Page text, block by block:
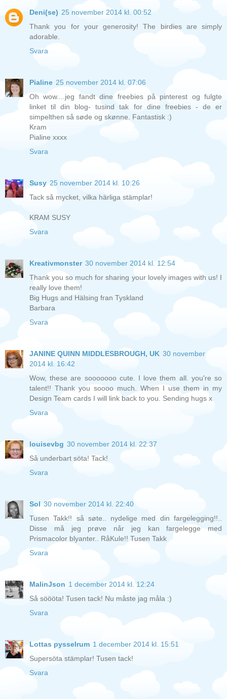
Deni(se) 25 november 2014 kl. 00:52
Thank you for your generosity! The birdies are simply
adorable.
Svara
Pialine 25 november 2014 kl. 07:06
Oh wow....jeg fandt dine freebies på pinterest og fulgte
linket til din blog- tusind tak for dine freebies - de er
simpelthen så søde og skønne. Fantastisk :)
Kram
Pialine xxxx
Svara
Susy 25 november 2014 kl. 10:26
Tack så mycket, vilka härliga stämplar!
KRAM SUSY
Svara
Kreativmonster 30 november 2014 kl. 12:54
Thank you so much for sharing your lovely images with us! I
really love them!
Big Hugs and Hälsing fran Tyskland
Barbara
Svara
JANINE QUINN MIDDLESBROUGH, UK 30 november
2014 kl. 16:42
Wow, these are sooooooo cute. I love them all. you're so
talent!! Thank you soooo much. When I use them in my
Design Team cards I will link back to you. Sending hugs x
Svara
louisevbg 30 november 2014 kl. 22:37
Så underbart söta! Tack!
Svara
Sol 30 november 2014 kl. 22:40
Tusen Takk!! så søte.. nydelige med din fargelegging!!..
Disse må jeg prøve når jeg kan fargelegge med
Prismacolor blyanter.. RåKule!! Tusen Takk
Svara
MalinJson 1 december 2014 kl. 12:24
Så söööta! Tusen tack! Nu måste jag måla :)
Svara
Lottas pysselrum 1 december 2014 kl. 15:51
Supersöta stämplar! Tusen tack!
Svara